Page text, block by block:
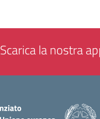
Scarica la nostra